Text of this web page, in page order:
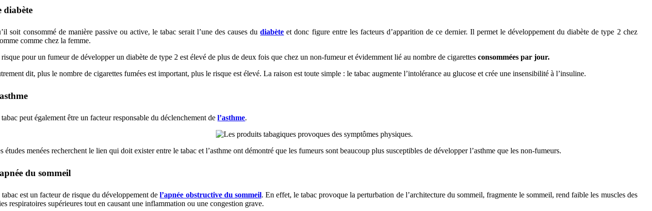
diabète
soit consommé de manière passive ou active, le tabac serait l’une des causes dudiabète et donc figure entre les facteurs d’apparition de ce dernier. Il permet le développement du diabète de type 2 chez
comme chez la femme.
pour un fumeur de développer un diabète de type 2 est élevé de plus de deux fois que chez un non-fumeur et évidemment lié au nombre de cigarettes consommées par jour.
dit, plus le nombre de cigarettes fumées est important, plus le risque est élevé. La raison est toute simple : le tabac augmente l’intolérance au glucose et crée une insensibilité à l’insuline.
peut également être un facteur responsable du déclenchement del’asthme.
études menées recherchent le lien qui doit exister entre le tabac et l’asthme ont démontré que les fumeurs sont beaucoup plus susceptibles de développer l’asthme que les non-fumeurs.
du sommeil
est un facteur de risque du développement de l’apnée obstructive du sommeil. En effet, le tabac provoque la perturbation de l’architecture du sommeil, fragmente le sommeil, rend faible les muscles des
respiratoires supérieures tout en causant une inflammation ou une congestion grave.